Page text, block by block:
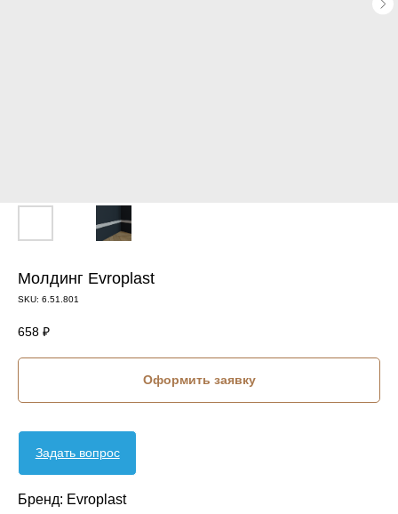
Молдинг Evroplast
SKU: 6.51.801
658 ₽
Оформить заявку
Задать вопрос
Бренд: Evroplast